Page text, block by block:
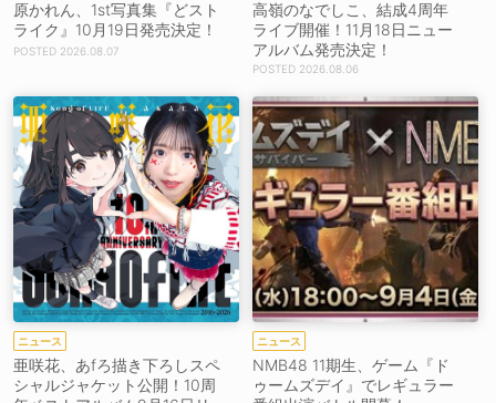
原かれん、1st写真集『どスト
ライク』10月19日発売決定！
2026.08.07
高嶺のなでしこ、結成4周年
ライブ開催！11月18日ニュー
アルバム発売決定！
2026.08.06
ニュース
亜咲花、あfろ描き下ろしスペ
シャルジャケット公開！10周
ニュース
NMB48 11期生、ゲーム『ド
ゥームズデイ』でレギュラー